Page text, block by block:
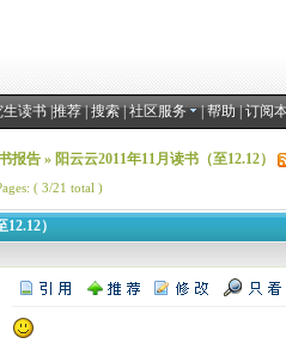
生读书|推荐|搜索|社区服务 |帮助|订阅
报告» 阳云云2011年11月读书（至12.12）
( 3/21 total )
）